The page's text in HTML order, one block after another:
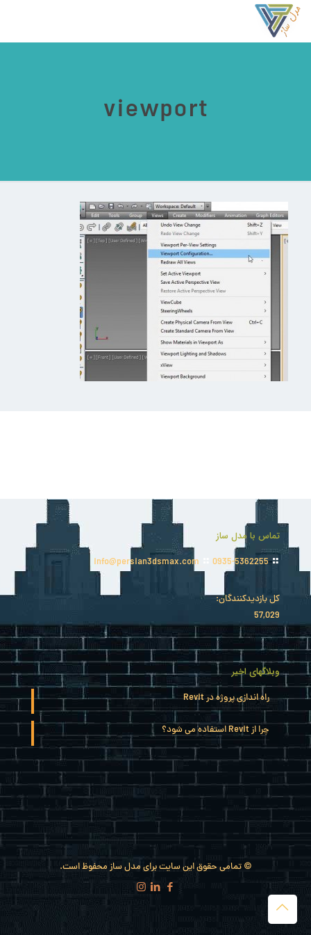
viewport
تماس با مدل ساز
0935-5362255
کل بازدیدکنند‌گان:
57,029
وبلاگهای اخیر
راه اندازی پروژه در Revit
چرا از Revit استفاده می شود؟
© تمامی حقوق این سایت برای مدل ساز محفوظ است.